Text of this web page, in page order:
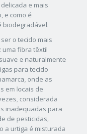
e mais
e como é
biodegradável.
o tecido mais
uma fibra têxtil
e naturalmente
para tecido
onde as
em locais de
considerada
inadequadas para
de pesticidas,
a urtiga é misturada